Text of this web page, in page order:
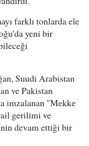
farklı tonlarda ele
yeni bir
Suudi Arabistan
ve Pakistan
imzalanan "Mekke
gerilimi ve
devam ettiği bir